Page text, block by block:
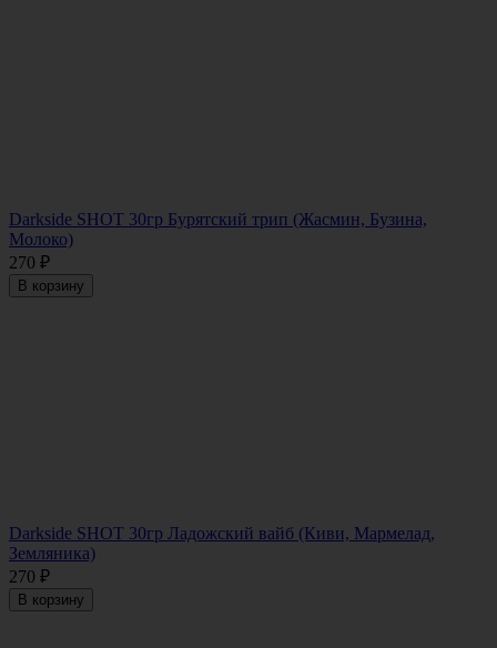
Darkside SHOT 30гр Бурятский трип (Жасмин, Бузина,
Молоко)
270 ₽
В корзину
Darkside SHOT 30гр Ладожский вайб (Киви, Мармелад,
Земляника)
270 ₽
В корзину